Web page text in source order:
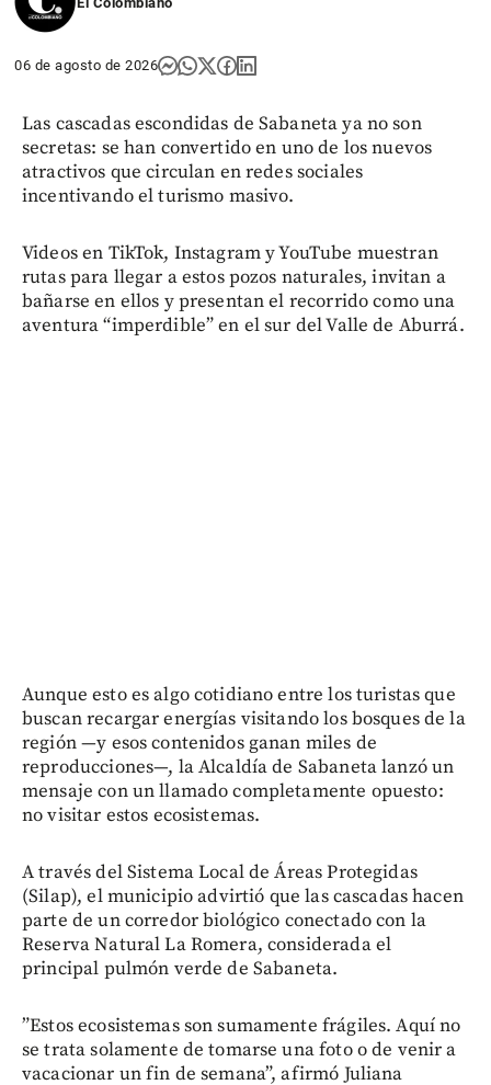
06 de agosto de 2026
Las cascadas escondidas de Sabaneta ya no son
secretas: se han convertido en uno de los nuevos
atractivos que circulan en redes sociales
incentivando el turismo masivo.
Videos en TikTok, Instagram y YouTube muestran
rutas para llegar a estos pozos naturales, invitan a
bañarse en ellos y presentan el recorrido como una
aventura “imperdible” en el sur del Valle de Aburrá.
Aunque esto es algo cotidiano entre los turistas que
buscan recargar energías visitando los bosques de la
región —y esos contenidos ganan miles de
reproducciones—, la Alcaldía de Sabaneta lanzó un
mensaje con un llamado completamente opuesto:
no visitar estos ecosistemas.
A través del Sistema Local de Áreas Protegidas
(Silap), el municipio advirtió que las cascadas hacen
parte de un corredor biológico conectado con la
Reserva Natural La Romera, considerada el
principal pulmón verde de Sabaneta.
”Estos ecosistemas son sumamente frágiles. Aquí no
se trata solamente de tomarse una foto o de venir a
vacacionar un fin de semana”, afirmó Juliana